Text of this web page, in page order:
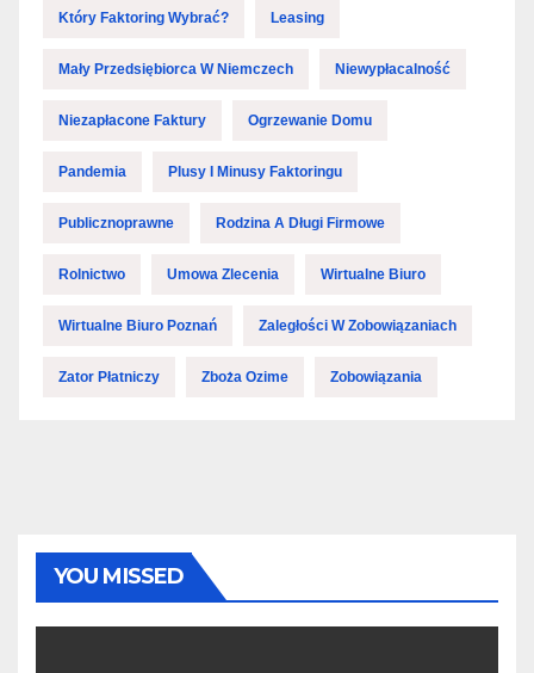
Który Faktoring Wybrać? Leasing
Mały Przedsiębiorca W Niemczech Niewypłacalność
Niezapłacone Faktury Ogrzewanie Domu
Pandemia Plusy I Minusy Faktoringu
Publicznoprawne Rodzina A Długi Firmowe
Rolnictwo Umowa Zlecenia Wirtualne Biuro
Wirtualne Biuro Poznań Zaległości W Zobowiązaniach
Zator Płatniczy Zboża Ozime Zobowiązania
YOU MISSED